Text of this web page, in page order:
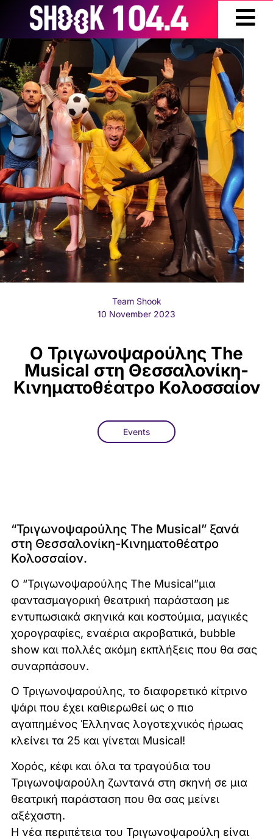
Team Shook
10 November 2023
O Τριγωνοψαρούλης The
Musical στη Θεσσαλονίκη-
Κινηματοθέατρο Κολοσσαίον
Events
“Τριγωνοψαρούλης The Musical” ξανά
στη Θεσσαλονίκη-Κινηματοθέατρο
Κολοσσαίον.
Ο “Τριγωνοψαρούλης The Musical”μια
φαντασμαγορική θεατρική παράσταση με
εντυπωσιακά σκηνικά και κοστούμια, μαγικές
χορογραφίες, εναέρια ακροβατικά, bubble
show και πολλές ακόμη εκπλήξεις που θα σας
συναρπάσουν.
Ο Τριγωνοψαρούλης, το διαφορετικό κίτρινο
ψάρι που έχει καθιερωθεί ως ο πιο
αγαπημένος Έλληνας λογοτεχνικός ήρωας
κλείνει τα 25 και γίνεται Musical!
Χορός, κέφι και όλα τα τραγούδια του
Τριγωνοψαρούλη ζωντανά στη σκηνή σε μια
θεατρική παράσταση που θα σας μείνει
αξέχαστη.
Η νέα περιπέτεια του Τριγωνοψαρούλη είναι